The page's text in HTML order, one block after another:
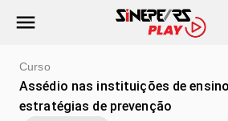
Curso
Assédio nas instituições de
estratégias de prevenção